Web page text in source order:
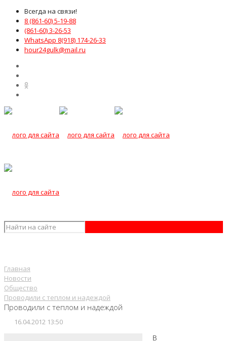
Всегда на связи!
8 (861-60) 5-19-88
(861-60) 3-26-53
WhatsApp 8(918) 174-26-33
hour24gulk@mail.ru
Главная
Новости
Общество
Проводили с теплом и надеждой
Проводили с теплом и надеждой
16.04.2012 13:50
В